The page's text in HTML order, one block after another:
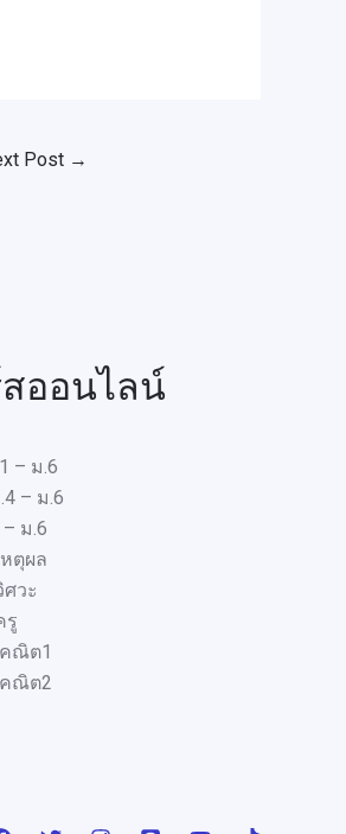
Post →
ออนไลน์
– ม.6
– ม.6
ม.6
หตุผล
ศวะ
รู
ณิต1
คณิต2